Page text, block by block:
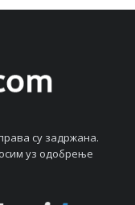
су задржана.
уз одобрeњe